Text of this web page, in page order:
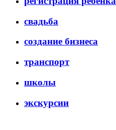
свадьба
создание бизнеса
транспорт
школы
экскурсии